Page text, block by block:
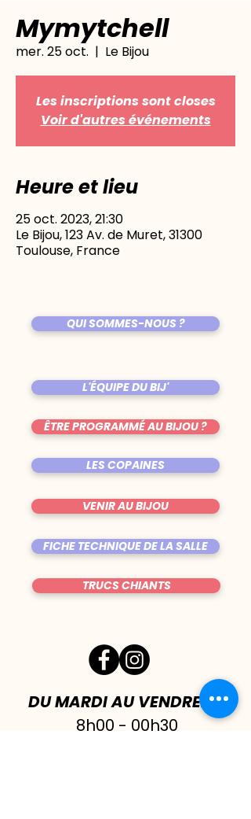
Mymytchell
mer. 25 oct.
  |
Le Bijou
Les inscriptions sont closes
Voir d'autres événements
Heure et lieu
25 oct. 2023, 21:30
Le Bijou, 123 Av. de Muret, 31300
Toulouse, France
QUI SOMMES-NOUS ?
L'ÉQUIPE DU BIJ'
ÊTRE PROGRAMMÉ AU BIJOU ?
LES COPAINES
VENIR AU BIJOU
FICHE TECHNIQUE DE LA SALLE
TRUCS CHIANTS
DU MARDI AU VENDREDI|
8h00 - 00h30